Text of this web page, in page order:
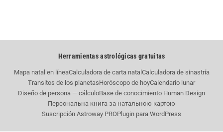
Herramientas astrológicas gratuitas
Mapa natal en líneaCalculadora de carta natal Calculadora de sinastría
Transitos de los planetasHoróscopo de hoyCalendario lunar
Diseño de persona — cálculoBase de conocimiento Human Design
Персональна книга за натальною картою
Suscripción Astroway PROPlugin para WordPress